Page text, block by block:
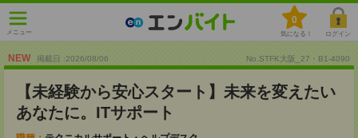
メニュー
0
気になる！ ログイン
NEW 掲載日 :2026/08/06 No.STFK大阪_27・B1-4090
【未経験から安心スタート】未来を変えたい
あなたに。ITサポート